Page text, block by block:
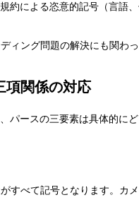
約による恣意的記号（言語
ィング問題の解決にも関わ
項関係の対応
パースの三要素は具体的に
すべて記号となります。カ